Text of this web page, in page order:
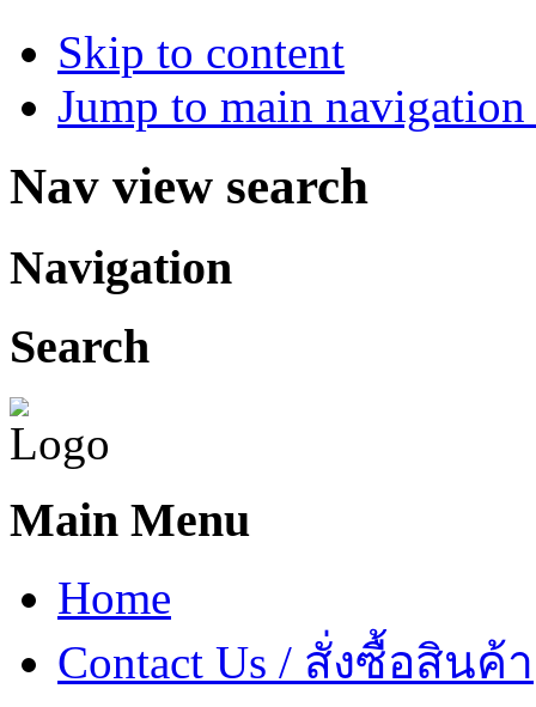
Skip to content
Jump to main
Nav view search
Navigation
Search
Main Menu
Home
Contact Us / สั่งซื้อสินค้า